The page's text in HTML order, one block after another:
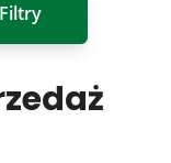
Filtry